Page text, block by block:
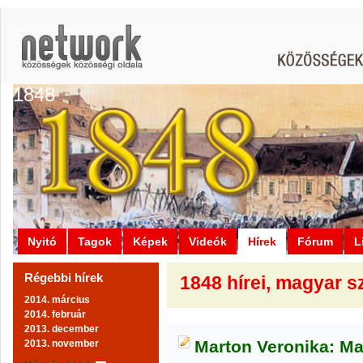
1848
Nyitó Tagok Képek Videók Hírek Fórum
Régebbi hírek
2014. március
2014. február
2013. december
2013. november
1848 hírei, magyar
Marton Veronika: